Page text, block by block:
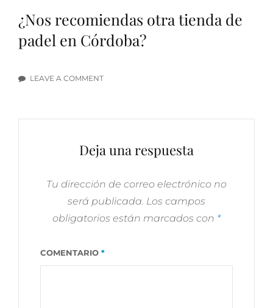
¿Nos recomiendas otra tienda de
padel en Córdoba?
LEAVE A COMMENT
Deja una respuesta
Tu dirección de correo electrónico no
será publicada. Los campos
obligatorios están marcados con *
COMENTARIO *